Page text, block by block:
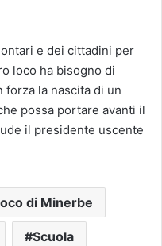
e dei cittadini per
loco ha bisogno di
la nascita di un
possa portare avanti il
il presidente uscente
di Minerbe
Scuola